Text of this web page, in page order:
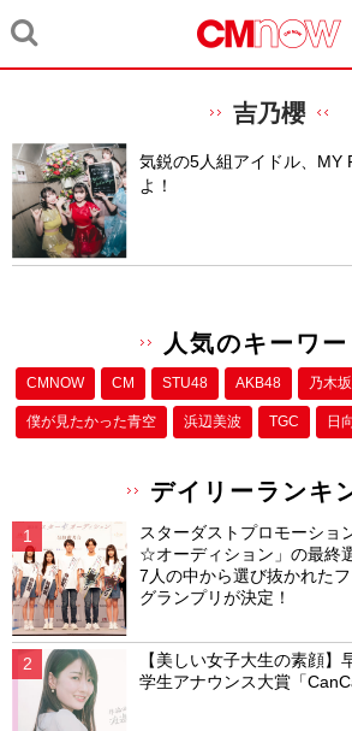
吉乃櫻
気鋭の5人組アイドル、MY
よ！
人気のキーワー
CMNOW CM STU48 AKB48 乃木
僕が⾒たかった⻘空 浜辺美波 TGC 日
デイリーランキ
スターダストプロモーショ
☆オーディション」の最終
7人の中から選び抜かれた
グランプリが決定！
【美しい女子大生の素顔】
学生アナウンス大賞「